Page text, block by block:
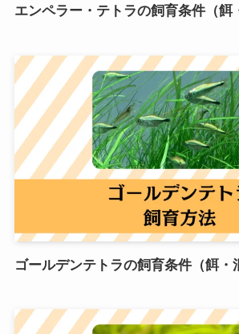
エンペラー・テトラの飼育条件（餌
ゴールデンテトラの飼育条件（餌・